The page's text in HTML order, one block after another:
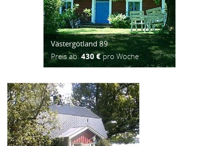
Västergötland 89
Preis ab:430 €pro Woche